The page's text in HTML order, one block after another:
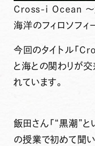
Cross-i Ocean 〜
海洋のフィロソフィ
今回のタイトル「
と海との関わりが交
れています。
飯田さん 「“黒潮”
の授業で初めて聞